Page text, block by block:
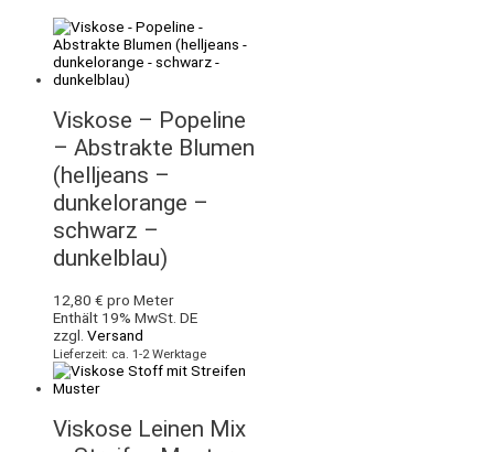
Viskose – Popeline
– Abstrakte Blumen
(helljeans –
dunkelorange –
schwarz –
dunkelblau)
12,80 € pro Meter
Enthält 19% MwSt. DE
zzgl. Versand
Lieferzeit: ca. 1-2 Werktage
Viskose Leinen Mix